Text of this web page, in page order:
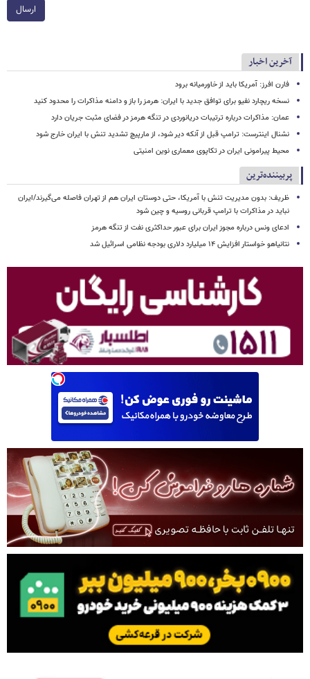
ارسال
آخرین اخبار
فارن افرز: آمریکا باید از خاورمیانه برود
نسخه ریچارد نفیو برای توافق جدید با ایران: هرمز را باز و دامنه مذاکرات را محدود کنید
عمان: مذاکرات درباره ترتیبات دریانوردی در تنگه هرمز در فضای مثبت جریان دارد
نشنال اینترست: ترامپ قبل از آنکه دیر شود، از مارپیچ تشدید تنش با ایران خارج شود
محیط پیرامونی ایران در تکاپوی معماری نوین امنیتی
پربیننده‌ترین
ظریف: بدون مدیریت تنش با آمریکا، حتی دوستان ایران هم از تهران فاصله می‌گیرند/ایران
نباید در مذاکرات با ترامپ قربانی روسیه و چین شود
ادعای ونس درباره مجوز ایران برای عبور حداکثری نفت از تنگه هرمز
نتانیاهو خواستار افزایش ۱۴ میلیارد دلاری بودجه نظامی اسرائیل شد